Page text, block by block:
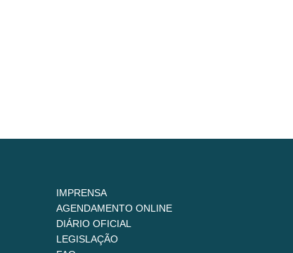
IMPRENSA
AGENDAMENTO ONLINE
DIÁRIO OFICIAL
LEGISLAÇÃO